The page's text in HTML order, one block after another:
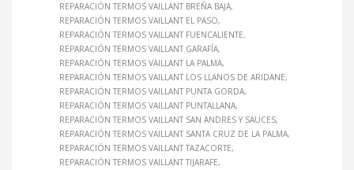
REPARACIÓN TERMOS VAILLANT BREÑA BAJA
REPARACIÓN TERMOS VAILLANT EL PASO
REPARACIÓN TERMOS VAILLANT FUENCALIENTE
REPARACIÓN TERMOS VAILLANT GARAFÍA
REPARACIÓN TERMOS VAILLANT LA PALMA
REPARACIÓN TERMOS VAILLANT LOS LLANOS DE ARIDANE
REPARACIÓN TERMOS VAILLANT PUNTA GORDA
REPARACIÓN TERMOS VAILLANT PUNTALLANA
REPARACIÓN TERMOS VAILLANT SAN ANDRES Y SAUCES
REPARACIÓN TERMOS VAILLANT SANTA CRUZ DE LA PALMA
REPARACIÓN TERMOS VAILLANT TAZACORTE
REPARACIÓN TERMOS VAILLANT TIJARAFE